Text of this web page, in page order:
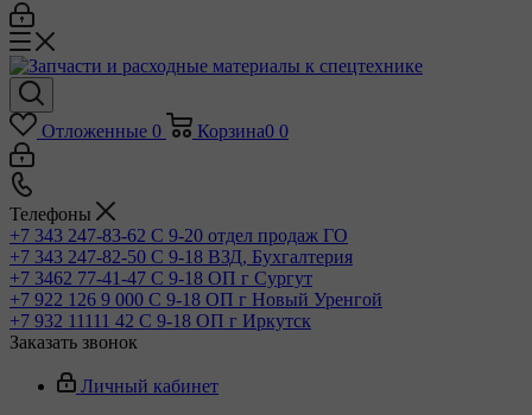
Отложенные 0 Корзина0 0
Телефоны
+7 343 247-83-62 С 9-20 отдел продаж ГО
+7 343 247-82-50 С 9-18 ВЗД, Бухгалтерия
+7 3462 77-41-47 С 9-18 ОП г Сургут
+7 922 126 9 000 С 9-18 ОП г Новый Уренгой
+7 932 11111 42 С 9-18 ОП г Иркутск
Заказать звонок
Личный кабинет